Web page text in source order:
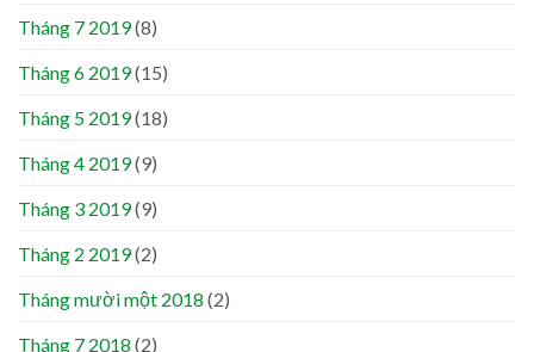
Tháng 7 2019(8)
Tháng 6 2019(15)
Tháng 5 2019(18)
Tháng 4 2019(9)
Tháng 3 2019(9)
Tháng 2 2019(2)
Tháng mười một 2018 (2)
Tháng 7 2018 (2)